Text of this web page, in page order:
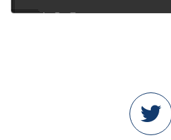
2023年7月24日